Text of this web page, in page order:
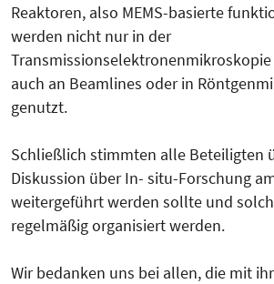
Reaktoren, also MEMS-basierte
werden nicht nur in der
Transmissionselektronenmikroskopie
auch an Beamlines oder in
genutzt.
Schließlich stimmten alle Beteiligten
Diskussion über In- situ-Forschung
weitergeführt werden sollte und
regelmäßig organisiert werden.
Wir bedanken uns bei allen, die mit